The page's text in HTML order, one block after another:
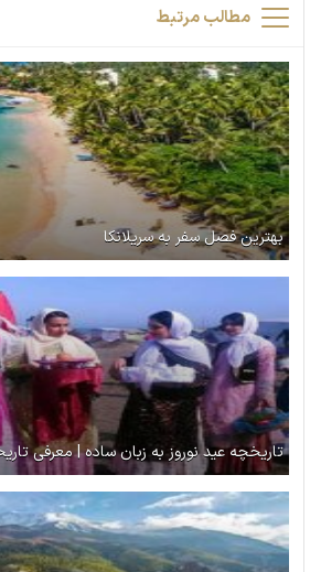
مطالب مرتبط
بهترین فصل سفر به سریلانکا